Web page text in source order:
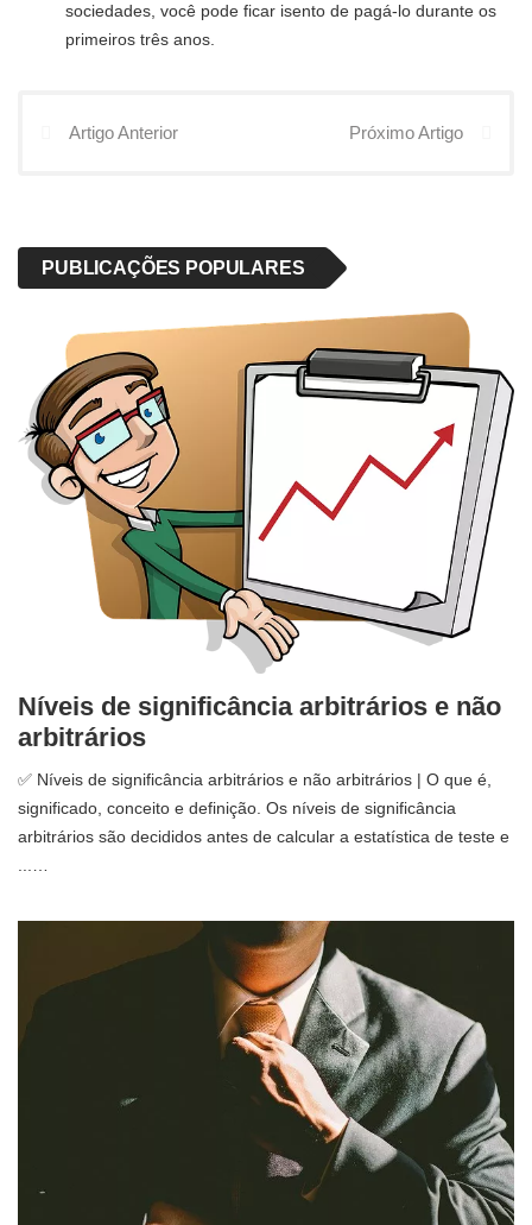
sociedades, você pode ficar isento de pagá-lo durante os
primeiros três anos.
Artigo Anterior Próximo Artigo
PUBLICAÇÕES POPULARES
Níveis de significância arbitrários e não
arbitrários
✅ Níveis de significância arbitrários e não arbitrários | O que é,
significado, conceito e definição. Os níveis de significância
arbitrários são decididos antes de calcular a estatística de teste e